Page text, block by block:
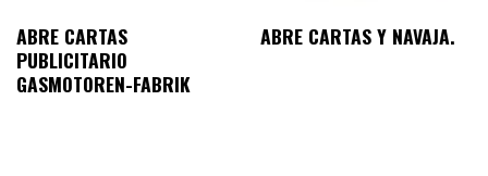
ABRE CARTAS
PUBLICITARIO
GASMOTOREN-FABRIK
ABRE CARTAS Y NAVAJA.